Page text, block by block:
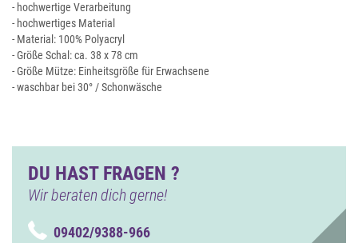
- hochwertige Verarbeitung
- hochwertiges Material
- Material: 100% Polyacryl
- Größe Schal: ca. 38 x 78 cm
- Größe Mütze: Einheitsgröße für Erwachsene
- waschbar bei 30° / Schonwäsche
DU HAST FRAGEN ?
Wir beraten dich gerne!
09402/9388-966